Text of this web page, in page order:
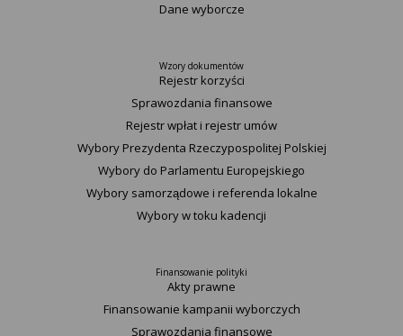
Dane wyborcze
Wzory dokumentów
Rejestr korzyści
Sprawozdania finansowe
Rejestr wpłat i rejestr umów
Wybory Prezydenta Rzeczypospolitej Polskiej
Wybory do Parlamentu Europejskiego
Wybory samorządowe i referenda lokalne
Wybory w toku kadencji
Finansowanie polityki
Akty prawne
Finansowanie kampanii wyborczych
Sprawozdania finansowe